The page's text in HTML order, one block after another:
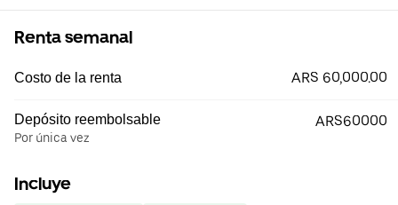
Renta semanal
Costo de la renta ARS 60,000.00
Depósito reembolsable
Por única vez
ARS60000
Incluye